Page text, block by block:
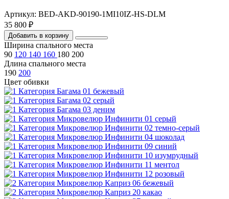
Артикул: BED-AKD-90190-1MI10IZ-HS-DLM
35 800 ₽
Добавить в корзину
Ширина спального места
90 120 140 160 180 200
Длина спального места
190 200
Цвет обивки